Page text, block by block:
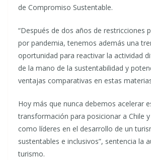
de Compromiso Sustentable.
“Después de dos años de restricciones
por pandemia, tenemos además una
oportunidad para reactivar la actividad
de la mano de la sustentabilidad y
ventajas comparativas en estas
Hoy más que nunca debemos acelerar
transformación para posicionar a Chile
como líderes en el desarrollo de un
sustentables e inclusivos”, sentencia la
turismo.